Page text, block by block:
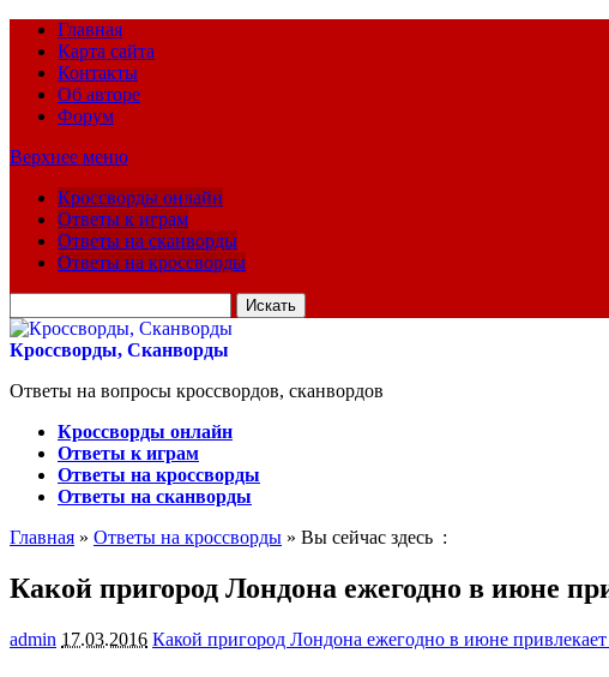
Главная
Карта сайта
Контакты
Об авторе
Форум
Верхнее меню
Кроссворды онлайн
Ответы к играм
Ответы на сканворды
Ответы на кроссворды
для:
Кроссворды, Сканворды
Ответы на вопросы кроссвордов, сканвордов
Кроссворды онлайн
Ответы к играм
Ответы на кроссворды
Ответы на сканворды
Главная » Ответы на кроссворды » Вы сейчас здесь :
Какой пригород Лондона ежегодно в июне
admin 17.03.2016 Какой пригород Лондона ежегодно в июне привлекает